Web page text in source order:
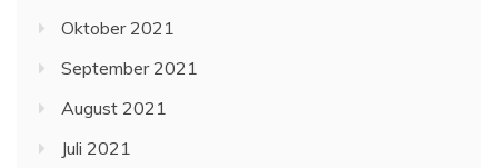
Oktober 2021
September 2021
August 2021
Juli 2021